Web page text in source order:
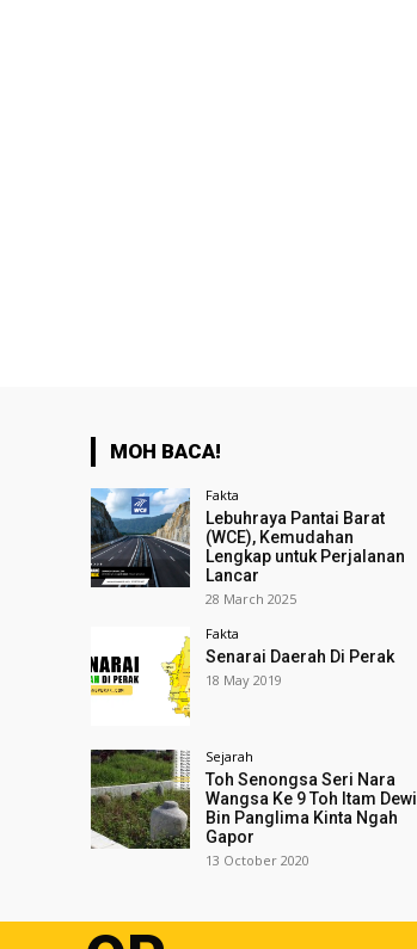
MOH BACA!
Fakta
Lebuhraya Pantai Barat
(WCE), Kemudahan
Lengkap untuk Perjalanan
Lancar
28 March 2025
Fakta
Senarai Daerah Di Perak
18 May 2019
Sejarah
Toh Senongsa Seri Nara
Wangsa Ke 9 Toh Itam Dewi
Bin Panglima Kinta Ngah
Gapor
13 October 2020